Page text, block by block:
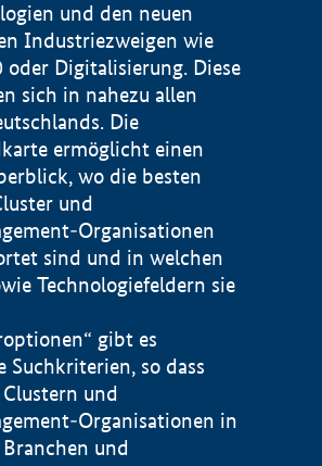
und den neuen
Industriezweigen wie
Digitalisierung. Diese
sich in nahezu allen
Die
ermöglicht einen
wo die besten
und
Organisationen
sind und in welchen
Technologiefeldern sie
gibt es
Suchkriterien, so dass
und
Organisationen in
und
/ BKG 2015